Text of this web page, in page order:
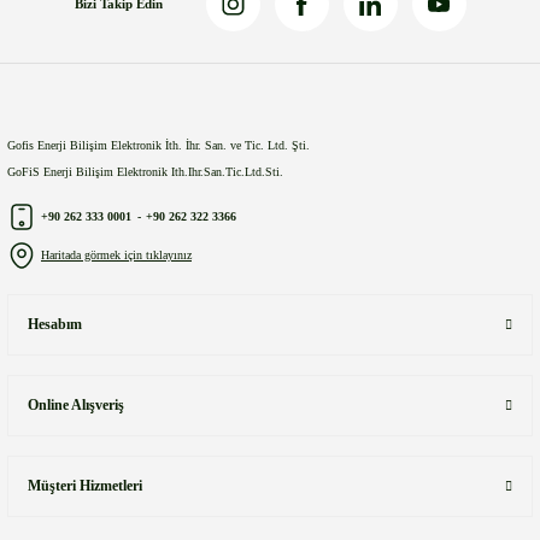
Bizi Takip Edin
Gofis Enerji Bilişim Elektronik İth. İhr. San. ve Tic. Ltd. Şti.
GoFiS Enerji Bilişim Elektronik Ith.Ihr.San.Tic.Ltd.Sti.
+90 262 333 0001 - +90 262 322 3366
Haritada görmek için tıklayınız
Hesabım
Online Alışveriş
Müşteri Hizmetleri